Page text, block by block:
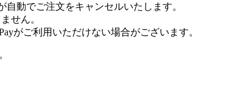
動でご注文をキャンセルいたします。
せん。
がご利用いただけない場合がございます。